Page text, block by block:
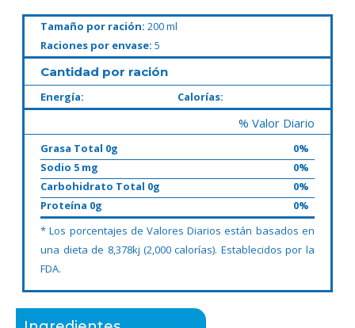
Tamaño por ración: 200 ml
Raciones por envase: 5
Cantidad por ración
Energía: Calorías:
% Valor Diario
Grasa Total 0g
0%
Sodio 5 mg
0%
Carbohidrato Total 0g
0%
Proteína 0g
0%
* Los porcentajes de Valores Diarios están basados en
una dieta de 8,378kj (2,000 calorías). Establecidos por la
FDA.